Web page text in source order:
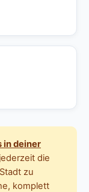
in deiner
die
zu
komplett